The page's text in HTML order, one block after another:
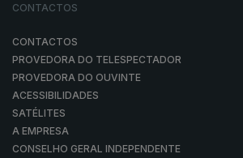
CONTACTOS
CONTACTOS
PROVEDORA DO TELESPECTADOR
PROVEDORA DO OUVINTE
ACESSIBILIDADES
SATÉLITES
A EMPRESA
CONSELHO GERAL INDEPENDENTE